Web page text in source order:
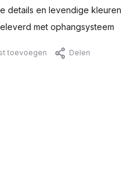
details en levendige kleuren
met ophangsysteem
toevoegen Delen